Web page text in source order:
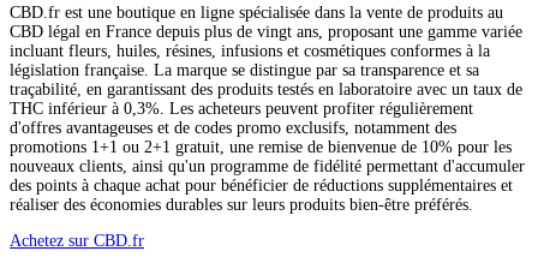
CBD.fr est une boutique en ligne spécialisée dans la vente de produits au
CBD légal en France depuis plus de vingt ans, proposant une gamme variée
incluant fleurs, huiles, résines, infusions et cosmétiques conformes à la
législation française. La marque se distingue par sa transparence et sa
traçabilité, en garantissant des produits testés en laboratoire avec un taux de
THC inférieur à 0,3%. Les acheteurs peuvent profiter régulièrement
d'offres avantageuses et de codes promo exclusifs, notamment des
promotions 1+1 ou 2+1 gratuit, une remise de bienvenue de 10% pour les
nouveaux clients, ainsi qu'un programme de fidélité permettant d'accumuler
des points à chaque achat pour bénéficier de réductions supplémentaires et
réaliser des économies durables sur leurs produits bien-être préférés.
Achetez sur CBD.fr